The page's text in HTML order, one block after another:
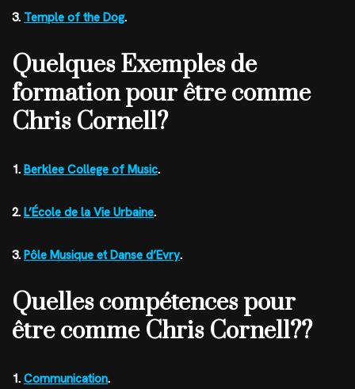
3. Temple of the Dog.
Quelques Exemples de
formation pour être comme
Chris Cornell?
1. Berklee College of Music.
2. L’École de la Vie Urbaine.
3. Pôle Musique et Danse d’Evry.
Quelles compétences pour
être comme Chris Cornell??
1. Communication.